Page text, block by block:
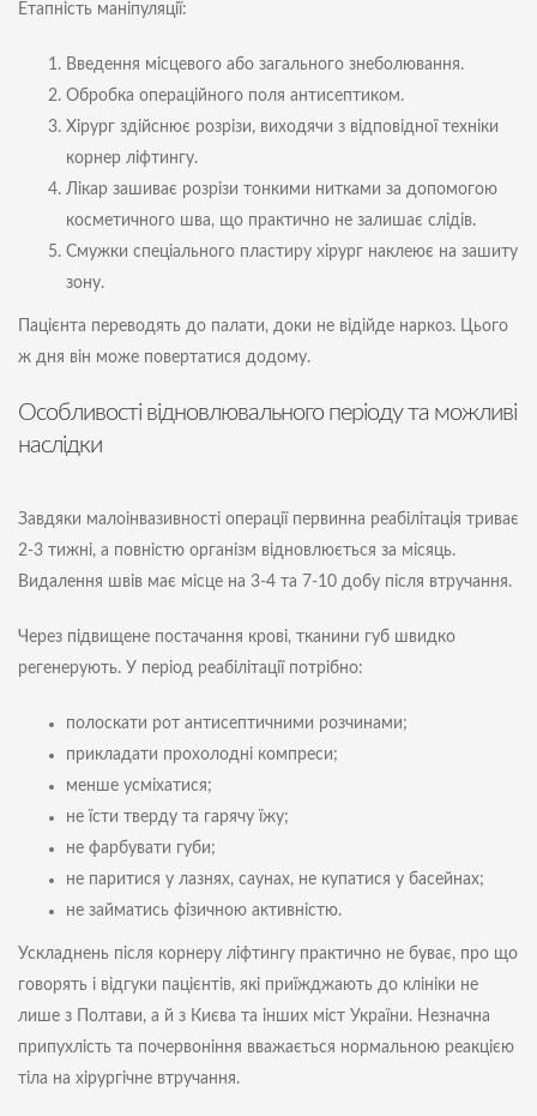
Етапність маніпуляції:
Введення місцевого або загального знеболювання.
Обробка операційного поля антисептиком.
Хірург здійснює розрізи, виходячи з відповідної техніки
корнер ліфтингу.
Лікар зашиває розрізи тонкими нитками за допомогою
косметичного шва, що практично не залишає слідів.
Смужки спеціального пластиру хірург наклеює на зашиту
зону.
Пацієнта переводять до палати, доки не відійде наркоз. Цього
ж дня він може повертатися додому.
Особливості відновлювального періоду та можливі
наслідки
Завдяки малоінвазивності операції первинна реабілітація триває
2-3 тижні, а повністю організм відновлюється за місяць.
Видалення швів має місце на 3-4 та 7-10 добу після втручання.
Через підвищене постачання крові, тканини губ швидко
регенерують. У період реабілітації потрібно:
полоскати рот антисептичними розчинами;
прикладати прохолодні компреси;
менше усміхатися;
не їсти тверду та гарячу їжу;
не фарбувати губи;
не паритися у лазнях, саунах, не купатися у басейнах;
не займатись фізичною активністю.
Ускладнень після корнеру ліфтингу практично не буває, про що
говорять і відгуки пацієнтів, які приїжджають до клініки не
лише з Полтави, а й з Києва та інших міст України. Незначна
припухлість та почервоніння вважається нормальною реакцією
тіла на хірургічне втручання.